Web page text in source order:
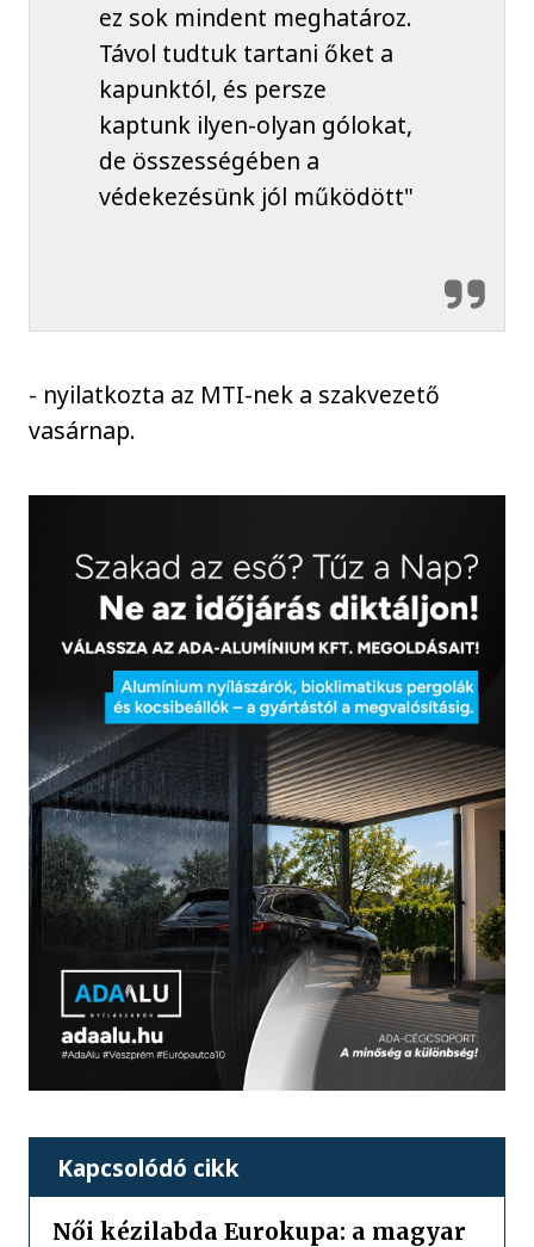
ez sok mindent meghatároz.
Távol tudtuk tartani őket a
kapunktól, és persze
kaptunk ilyen-olyan gólokat,
de összességében a
védekezésünk jól működött"
- nyilatkozta az MTI-nek a szakvezető
vasárnap.
Kapcsolódó cikk
Női kézilabda Eurokupa: a magyar